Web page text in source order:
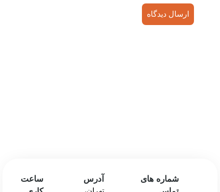
شماره های
آدرس
ساعت